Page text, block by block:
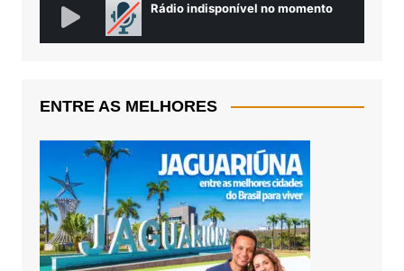
ENTRE AS MELHORES